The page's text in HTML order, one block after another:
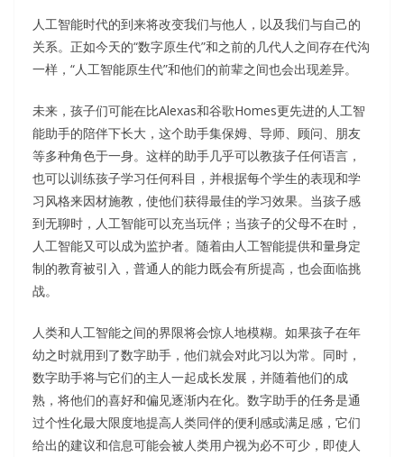
人工智能时代的到来将改变我们与他人，以及我们与自己的
关系。正如今天的“数字原生代”和之前的几代人之间存在代沟
一样，“人工智能原生代”和他们的前辈之间也会出现差异。
未来，孩子们可能在比Alexas和谷歌Homes更先进的人工智
能助手的陪伴下长大，这个助手集保姆、导师、顾问、朋友
等多种角色于一身。这样的助手几乎可以教孩子任何语言，
也可以训练孩子学习任何科目，并根据每个学生的表现和学
习风格来因材施教，使他们获得最佳的学习效果。当孩子感
到无聊时，人工智能可以充当玩伴；当孩子的父母不在时，
人工智能又可以成为监护者。随着由人工智能提供和量身定
制的教育被引入，普通人的能力既会有所提高，也会面临挑
战。
人类和人工智能之间的界限将会惊人地模糊。如果孩子在年
幼之时就用到了数字助手，他们就会对此习以为常。同时，
数字助手将与它们的主人一起成长发展，并随着他们的成
熟，将他们的喜好和偏见逐渐内在化。数字助手的任务是通
过个性化最大限度地提高人类同伴的便利感或满足感，它们
给出的建议和信息可能会被人类用户视为必不可少，即使人